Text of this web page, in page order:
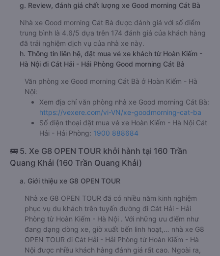
g. Review, đánh giá chất lượng xe Good morning Cát Bà
Nhà xe Good morning Cát Bà được đánh giá với số điểm
trung bình là 4.6/5 dựa trên 174 đánh giá của khách hàng
đã trải nghiệm dịch vụ của nhà xe này.
h. Thông tin liên hệ, đặt mua vé xe khách từ Hoàn Kiếm -
Hà Nội đi Cát Hải - Hải Phòng Good morning Cát Bà
Văn phòng xe Good morning Cát Bà ở Hoàn Kiếm - Hà
Nội:
Xem địa chỉ văn phòng nhà xe Good morning Cát Bà:
https://vexere.com/vi-VN/xe-goodmorning-cat-ba
Số điện thoại đặt mua vé xe Hoàn Kiếm - Hà Nội Cát
Hải - Hải Phòng: 1900 888684
🚌 5. Xe G8 OPEN TOUR khởi hành tại 160 Trần
Quang Khải (160 Trần Quang Khải)
a. Giới thiệu xe G8 OPEN TOUR
Nhà xe G8 OPEN TOUR đã có nhiều năm kinh nghiệm
phục vụ du khách trên tuyến đường đi Cát Hải - Hải
Phòng từ Hoàn Kiếm - Hà Nội . Với những ưu điểm như
đang dạng dòng xe, giờ xuất bến linh hoạt,… nhà xe G8
OPEN TOUR đi Cát Hải - Hải Phòng từ Hoàn Kiếm - Hà
Nội được nhiều khách hàng đánh giá rất cao. Ngoài ra,